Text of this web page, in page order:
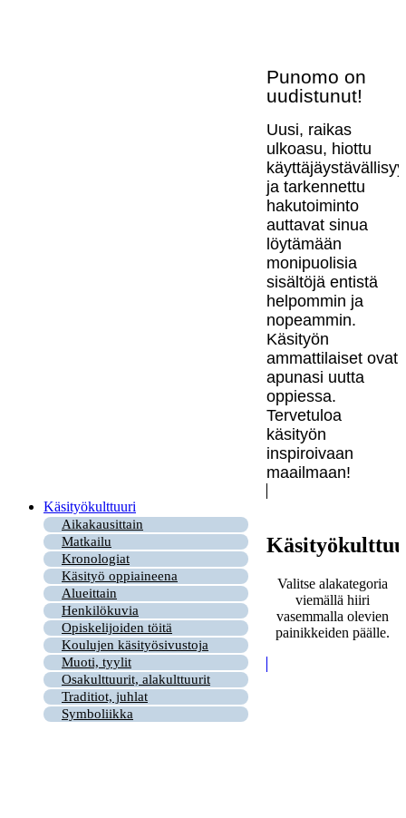
Punomo on
uudistunut!
Uusi, raikas
ulkoasu, hiottu
ja tarkennettu
hakutoiminto
auttavat sinua
löytämään
monipuolisia
sisältöjä entistä
helpommin ja
nopeammin.
Käsityön
ammattilaiset ovat
apunasi uutta
oppiessa.
Tervetuloa
käsityön
inspiroivaan
maailmaan!
Käsityökulttuuri
Aikakausittain
Matkailu
Kronologiat
Käsityö oppiaineena
Alueittain
Henkilökuvia
Opiskelijoiden töitä
Koulujen käsityösivustoja
Muoti, tyylit
Osakulttuurit, alakulttuurit
Traditiot, juhlat
Symboliikka
Valitse alakategoria
viemällä hiiri
vasemmalla olevien
painikkeiden päälle.